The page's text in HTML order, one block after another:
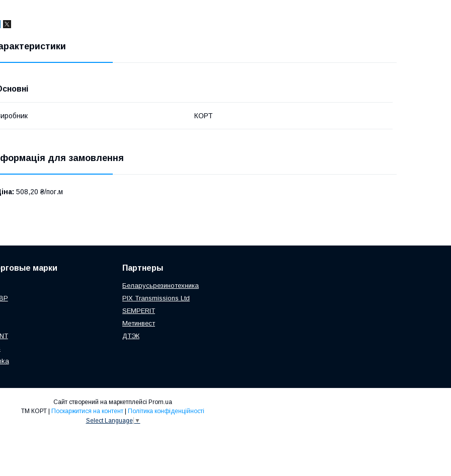
КОРТ
для замовлення
508,20 ₴/пог.м
марки Партнеры
Беларусьрезинотехника
PIX Transmissions Ltd
SEMPERIT
Метинвест
ДТЭК
Сайт створений на маркетплейсі Prom.ua
ТМ КОРТ | Поскаржитися на контент | Політика конфіденційності
Select Language ▼